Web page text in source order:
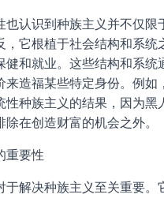
也认识到种族主义并不仅限
，它根植于社会结构和系统
健和就业。这些结构和系统
来造福某些特定身份。例如
性种族主义的结果，因为黑
除在创造财富的机会之外。
重要性
于解决种族主义至关重要。